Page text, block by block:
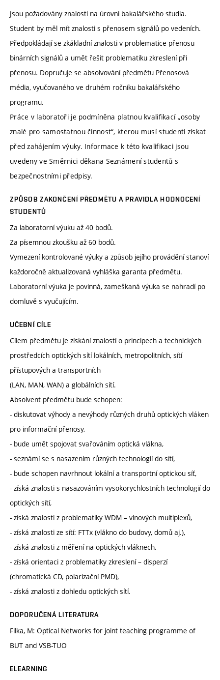
Jsou požadovány znalosti na úrovni bakalářského studia.
Student by měl mít znalosti s přenosem signálů po vedeních.
Předpokládají se zkákladní znalosti v problematice přenosu
binárních signálů a umět řešit problematiku zkreslení při
přenosu. Dopručuje se absolvování předmětu Přenosová
média, vyučovaného ve druhém ročníku bakalářského
programu.
Práce v laboratoři je podmíněna platnou kvalifikací „osoby
znalé pro samostatnou činnost“, kterou musí studenti získat
před zahájením výuky. Informace k této kvalifikaci jsou
uvedeny ve Směrnici děkana Seznámení studentů s
bezpečnostními předpisy.
ZPŮSOB ZAKONČENÍ PŘEDMĚTU A PRAVIDLA HODNOCENÍ
STUDENTŮ
Za laboratorní výuku až 40 bodů.
Za písemnou zkoušku až 60 bodů.
Vymezení kontrolované výuky a způsob jejího provádění stanoví
každoročně aktualizovaná vyhláška garanta předmětu.
Laboratorní výuka je povinná, zameškaná výuka se nahradí po
domluvě s vyučujícím.
UČEBNÍ CÍLE
Cílem předmětu je získání znalostí o principech a technických
prostředcích optických sítí lokálních, metropolitních, sítí
přístupových a transportních
(LAN, MAN, WAN) a globálních sítí.
Absolvent předmětu bude schopen:
- diskutovat výhody a nevýhody různých druhů optických vláken
pro informační přenosy,
- bude umět spojovat svařováním optická vlákna,
- seznámí se s nasazením různých technologií do sítí,
- bude schopen navrhnout lokální a transportní optickou síť,
- získá znalosti s nasazováním vysokorychlostních technologií do
optických sítí,
- získá znalosti z problematiky WDM – vlnových multiplexů,
- získá znalosti ze sítí: FTTx (vlákno do budovy, domů aj.),
- získá znalosti z měření na optických vláknech,
- získá orientaci z problematiky zkreslení – disperzí
(chromatická CD, polarizační PMD),
- získá znalosti z dohledu optických sítí.
DOPORUČENÁ LITERATURA
Filka, M: Optical Networks for joint teaching programme of
BUT and VSB-TUO
ELEARNING